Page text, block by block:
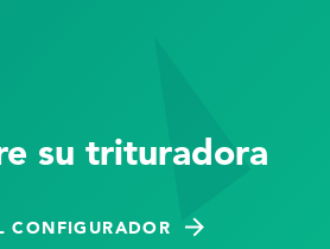
su trituradora
CONFIGURADOR